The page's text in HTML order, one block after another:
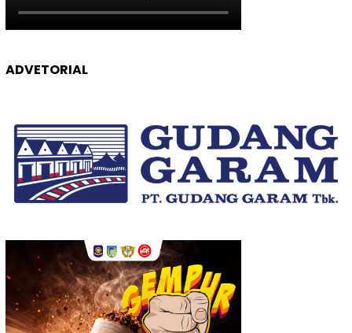
ADVETORIAL